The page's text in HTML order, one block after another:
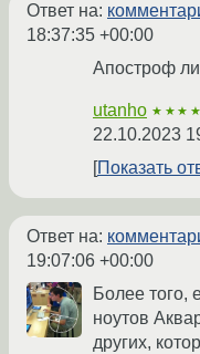
Ответ на:
18:37:35 +00:00
Апостроф
utanho
22.10.2023
Показать
Ответ на:
19:07:06 +00:00
Более того,
ноутов
других,